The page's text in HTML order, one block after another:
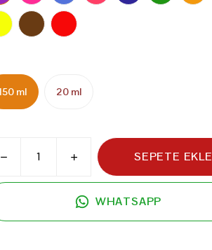
ml 20 ml
SEPETE EKLE
WHATSAPP